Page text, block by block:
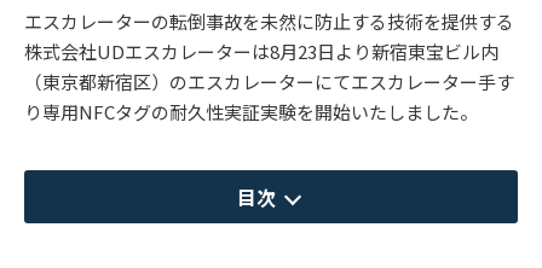
エスカレーターの転倒事故を未然に防⽌する技術を提供する
株式会社UDエスカレーターは8⽉23⽇より新宿東宝ビル内
（東京都新宿区）のエスカレーターにてエスカレーター⼿す
り専⽤NFCタグの耐久性実証実験を開始いたしました。
目次